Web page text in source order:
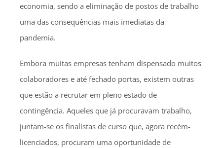
economia, sendo a eliminação de postos de trabalho
uma das consequências mais imediatas da
pandemia.
Embora muitas empresas tenham dispensado muitos
colaboradores e até fechado portas, existem outras
que estão a recrutar em pleno estado de
contingência. Aqueles que já procuravam trabalho,
juntam-se os finalistas de curso que, agora recém-
licenciados, procuram uma oportunidade de